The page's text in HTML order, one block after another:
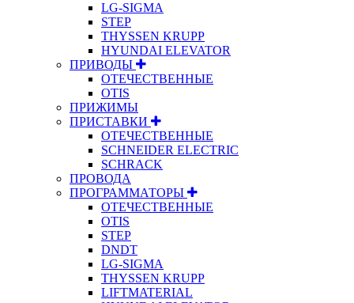
LG-SIGMA
STEP
THYSSEN KRUPP
HYUNDAI ELEVATOR
ПРИВОДЫ
ОТЕЧЕСТВЕННЫЕ
OTIS
ПРИЖИМЫ
ПРИСТАВКИ
ОТЕЧЕСТВЕННЫЕ
SCHNEIDER ELECTRIC
SCHRACK
ПРОВОДА
ПРОГРАММАТОРЫ
ОТЕЧЕСТВЕННЫЕ
OTIS
STEP
DNDT
LG-SIGMA
THYSSEN KRUPP
LIFTMATERIAL